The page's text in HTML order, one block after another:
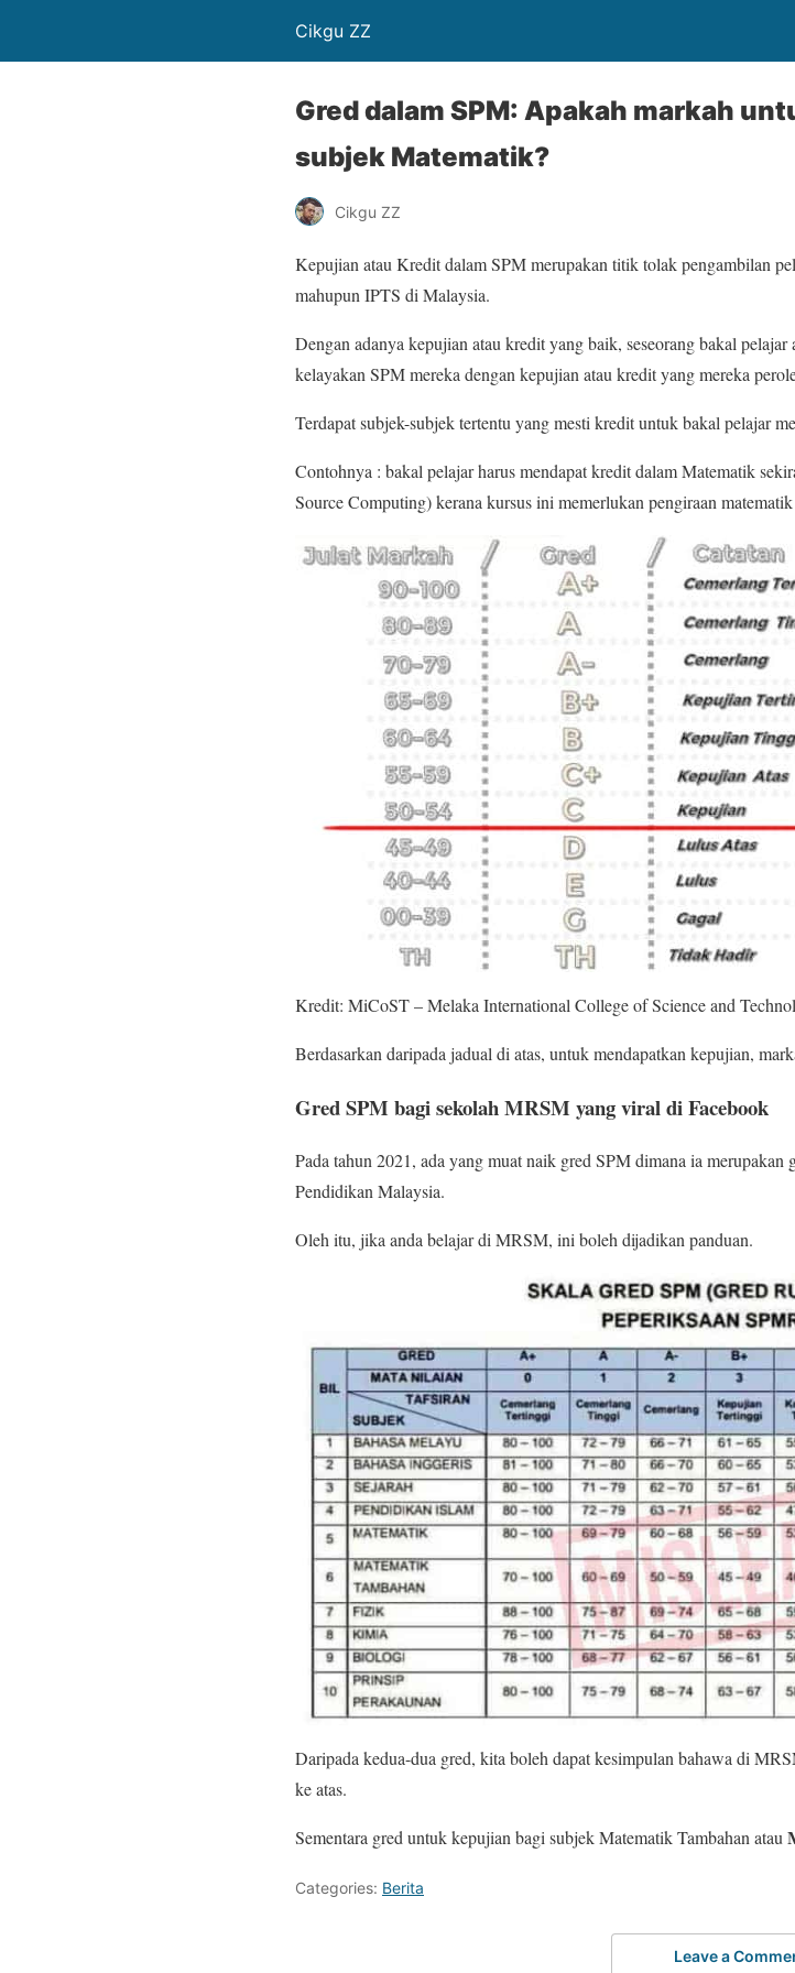
Cikgu ZZ
Gred dalam SPM: Apakah markah
subjek Matematik?
Cikgu ZZ
Kepujian atau Kredit dalam SPM merupakan titik tolak pengambilan
mahupun IPTS di Malaysia.
Dengan adanya kepujian atau kredit yang baik, seseorang bakal
kelayakan SPM mereka dengan kepujian atau kredit yang mereka
Terdapat subjek-subjek tertentu yang mesti kredit untuk bakal pelajar
Contohnya : bakal pelajar harus mendapat kredit dalam Matematik
Source Computing) kerana kursus ini memerlukan pengiraan
Kredit: MiCoST – Melaka International College of Science and
Berdasarkan daripada jadual di atas, untuk mendapatkan kepujian,
Gred SPM bagi sekolah MRSM yang viral di Facebook
Pada tahun 2021, ada yang muat naik gred SPM dimana ia
Pendidikan Malaysia.
Oleh itu, jika anda belajar di MRSM, ini boleh dijadikan panduan.
Daripada kedua-dua gred, kita boleh dapat kesimpulan bahawa di
ke atas.
Sementara gred untuk kepujian bagi subjek Matematik Tambahan atau
Categories: Berita
Leave a